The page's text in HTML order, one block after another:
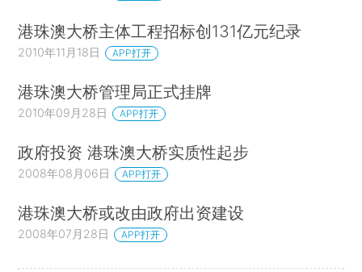
港珠澳大桥主体工程招标创131亿元纪录
2010年11月18日 APP打开
港珠澳大桥管理局正式挂牌
2010年09月28日 APP打开
政府投资 港珠澳大桥实质性起步
2008年08月06日 APP打开
港珠澳大桥或改由政府出资建设
2008年07月28日 APP打开